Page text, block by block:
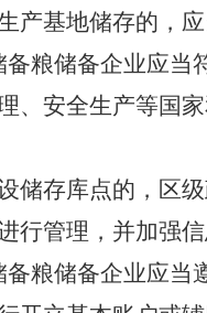
产基地储存的，应
粮储备企业应当
、安全生产等国
储存库点的，区
行管理，并加强信
粮储备企业应当